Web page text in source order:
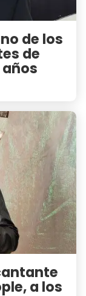
de los
de
a los